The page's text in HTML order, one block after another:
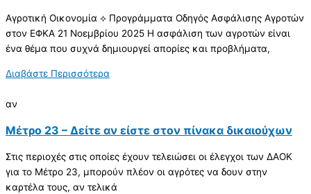
Αγροτική Οικονομία ⟡ Προγράμματα Οδηγός Ασφάλισης Αγροτών
στον ΕΦΚΑ 21 Νοεμβρίου 2025 Η ασφάλιση των αγροτών είναι
ένα θέμα που συχνά δημιουργεί απορίες και προβλήματα,
Διαβάστε Περισσότερα
αν
Μέτρο 23 – Δείτε αν είστε στον πίνακα δικαιούχων
Στις περιοχές στις οποίες έχουν τελειώσει οι έλεγχοι των ΔΑΟΚ
για το Μέτρο 23, μπορούν πλέον οι αγρότες να δουν στην
καρτέλα τους, αν τελικά